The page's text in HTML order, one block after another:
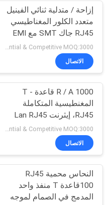
جولة
المعمل
مراقبة
الجودة
اتصل
اطلب
اقتباس
RJ45
الملف
منخفض RJ45
30
إزاحة / متدلية ثنائي الفينيل
متعدد الكلور المغناطيسي
RJ45 جاك SMT مع EMI
الإصبع الجانبي
الاتصال
R / A 1000 قاعدة - T
المغنطيسية المتكاملة
RJ45، إيثرنت Lan RJ45
الموصل
الاتصال
النحاس محمية RJ45
100قاعدة T منفذ واحد
المدمج في الصمام لموجه